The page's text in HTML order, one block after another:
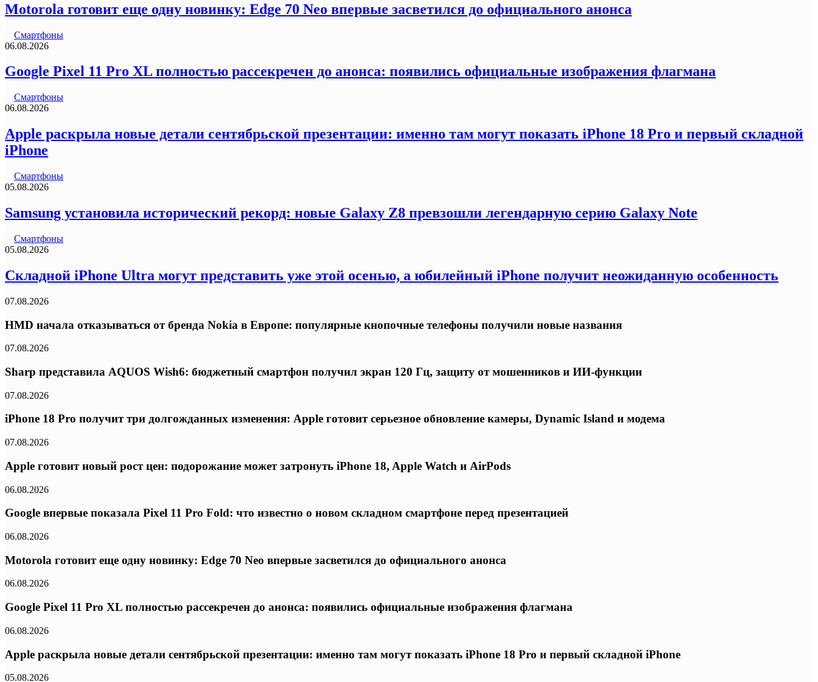
Motorola готовит еще одну новинку: Edge 70 Neo впервые засветился до официального анонса
Смартфоны
06.08.2026
Google Pixel 11 Pro XL полностью рассекречен до анонса: появились официальные изображения флагмана
Смартфоны
06.08.2026
Apple раскрыла новые детали сентябрьской презентации: именно там могут показать iPhone 18 Pro и первый складной
iPhone
Смартфоны
05.08.2026
Samsung установила исторический рекорд: новые Galaxy Z8 превзошли легендарную серию Galaxy Note
Смартфоны
05.08.2026
Складной iPhone Ultra могут представить уже этой осенью, а юбилейный iPhone получит неожиданную особенность
07.08.2026
HMD начала отказываться от бренда Nokia в Европе: популярные кнопочные телефоны получили новые названия
07.08.2026
Sharp представила AQUOS Wish6: бюджетный смартфон получил экран 120 Гц, защиту от мошенников и ИИ-функции
07.08.2026
iPhone 18 Pro получит три долгожданных изменения: Apple готовит серьезное обновление камеры, Dynamic Island и модема
07.08.2026
Apple готовит новый рост цен: подорожание может затронуть iPhone 18, Apple Watch и AirPods
06.08.2026
Google впервые показала Pixel 11 Pro Fold: что известно о новом складном смартфоне перед презентацией
06.08.2026
Motorola готовит еще одну новинку: Edge 70 Neo впервые засветился до официального анонса
06.08.2026
Google Pixel 11 Pro XL полностью рассекречен до анонса: появились официальные изображения флагмана
06.08.2026
Apple раскрыла новые детали сентябрьской презентации: именно там могут показать iPhone 18 Pro и первый складной iPhone
05.08.2026